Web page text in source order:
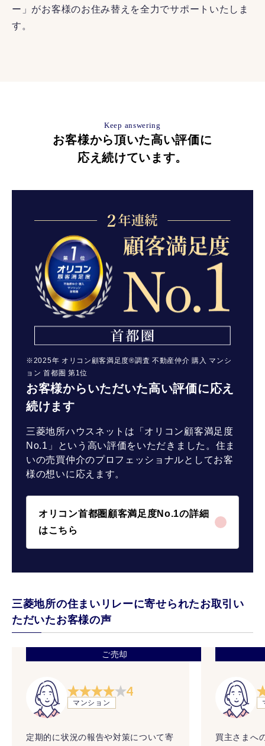
ー」がお客様のお住み替えを全力でサポートいたしま
す。
Keep answering
お客様から頂いた高い評価に
応え続けています。
お客様からいただいた高い評価に応え
続けます
三菱地所ハウスネットは「オリコン顧客満足度
No.1」という高い評価をいただきました。住ま
いの売買仲介のプロフェッショナルとしてお客
様の想いに応えます。
オリコン首都圏顧客満足度No.1の詳細
はこちら
※2025年 オリコン顧客満足度®調査 不動産仲介 購入 マンシ
ョン 首都圏 第1位
三菱地所の住まいリレーに寄せられたお取引い
ただいたお客様の声
ご売却
4
マンション
定期的に状況の報告や対策について寄
買主さまへ